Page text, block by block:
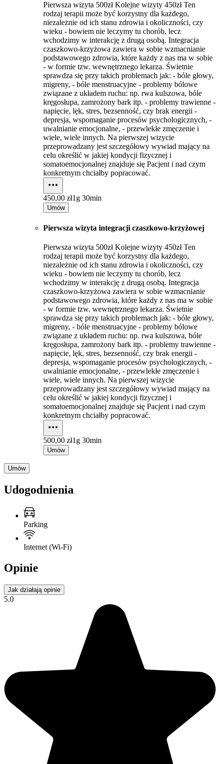
Pierwsza wizyta 500zł Kolejne wizyty 450zł Ten
rodzaj terapii może być korzystny dla każdego,
niezależnie od ich stanu zdrowia i okoliczności, czy
wieku - bowiem nie leczymy tu chorób, lecz
wchodzimy w interakcję z drugą osobą. Integracja
czaszkowo-krzyżowa zawiera w sobie wzmacnianie
podstawowego zdrowia, które każdy z nas ma w sobie
- w formie tzw. wewnętrznego lekarza. Świetnie
sprawdza się przy takich problemach jak: - bóle głowy,
migreny, - bóle menstruacyjne - problemy bólowe
związane z układem ruchu: np. rwa kulszowa, bóle
kręgosłupa, zamrożony bark itp. - problemy trawienne -
napięcie, lęk, stres, bezsenność, czy brak energii -
depresja, wspomaganie procesów psychologicznych, -
uwalnianie emocjonalne, - przewlekłe zmęczenie i
wiele, wiele innych. Na pierwszej wizycie
przeprowadzany jest szczegółowy wywiad mający na
celu określić w jakiej kondycji fizycznej i
somatoemocjonalnej znajduje się Pacjent i nad czym
konkretnym chciałby popracować.
450,00 zł1g 30min
Umów
Pierwsza wizyta integracji czaszkowo-krzyżowej
Pierwsza wizyta 500zł Kolejne wizyty 450zł Ten
rodzaj terapii może być korzystny dla każdego,
niezależnie od ich stanu zdrowia i okoliczności, czy
wieku - bowiem nie leczymy tu chorób, lecz
wchodzimy w interakcję z drugą osobą. Integracja
czaszkowo-krzyżowa zawiera w sobie wzmacnianie
podstawowego zdrowia, które każdy z nas ma w sobie
- w formie tzw. wewnętrznego lekarza. Świetnie
sprawdza się przy takich problemach jak: - bóle głowy,
migreny, - bóle menstruacyjne - problemy bólowe
związane z układem ruchu: np. rwa kulszowa, bóle
kręgosłupa, zamrożony bark itp. - problemy trawienne -
napięcie, lęk, stres, bezsenność, czy brak energii -
depresja, wspomaganie procesów psychologicznych, -
uwalnianie emocjonalne, - przewlekłe zmęczenie i
wiele, wiele innych. Na pierwszej wizycie
przeprowadzany jest szczegółowy wywiad mający na
celu określić w jakiej kondycji fizycznej i
somatoemocjonalnej znajduje się Pacjent i nad czym
konkretnym chciałby popracować.
500,00 zł1g 30min
Umów
Umów
Udogodnienia
Parking
Internet (Wi-Fi)
Opinie
Jak działają opinie
5.0